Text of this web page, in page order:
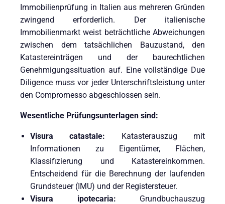
Immobilienprüfung in Italien aus mehreren Gründen
zwingend erforderlich. Der italienische
Immobilienmarkt weist beträchtliche Abweichungen
zwischen dem tatsächlichen Bauzustand, den
Katastereinträgen und der baurechtlichen
Genehmigungssituation auf. Eine vollständige Due
Diligence muss vor jeder Unterschriftsleistung unter
den Compromesso abgeschlossen sein.
Wesentliche Prüfungsunterlagen sind:
Visura catastale: Katasterauszug mit
Informationen zu Eigentümer, Flächen,
Klassifizierung und Katastereinkommen.
Entscheidend für die Berechnung der laufenden
Grundsteuer (IMU) und der Registersteuer.
Visura ipotecaria: Grundbuchauszug